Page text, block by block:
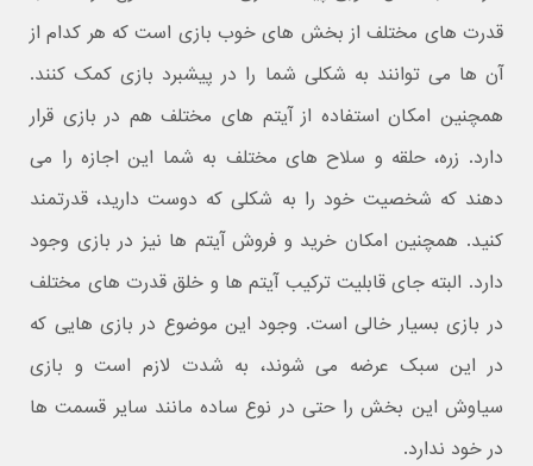
قدرت های مختلف از بخش های خوب بازی است که هر کدام از
آن ها می توانند به شکلی شما را در پیشبرد بازی کمک کنند.
همچنین امکان استفاده از آیتم های مختلف هم در بازی قرار
دارد. زره، حلقه و سلاح های مختلف به شما این اجازه را می
دهند که شخصیت خود را به شکلی که دوست دارید، قدرتمند
کنید. همچنین امکان خرید و فروش آیتم ها نیز در بازی وجود
دارد. البته جای قابلیت ترکیب آیتم ها و خلق قدرت های مختلف
در بازی بسیار خالی است. وجود این موضوع در بازی هایی که
در این سبک عرضه می شوند، به شدت لازم است و بازی
سیاوش این بخش را حتی در نوع ساده مانند سایر قسمت ها
در خود ندارد.